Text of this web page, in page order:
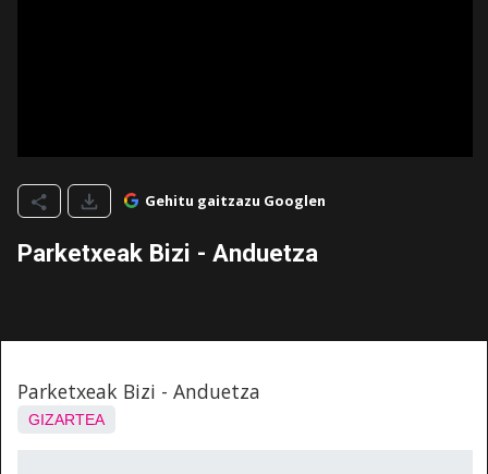
Gehitu gaitzazu Googlen
Parketxeak Bizi - Anduetza
Parketxeak Bizi - Anduetza
GIZARTEA